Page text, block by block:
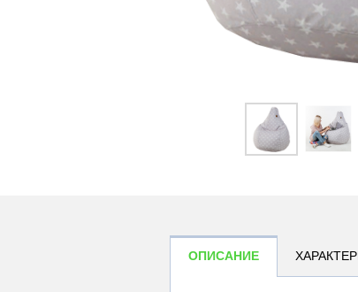
ОПИСАНИЕ